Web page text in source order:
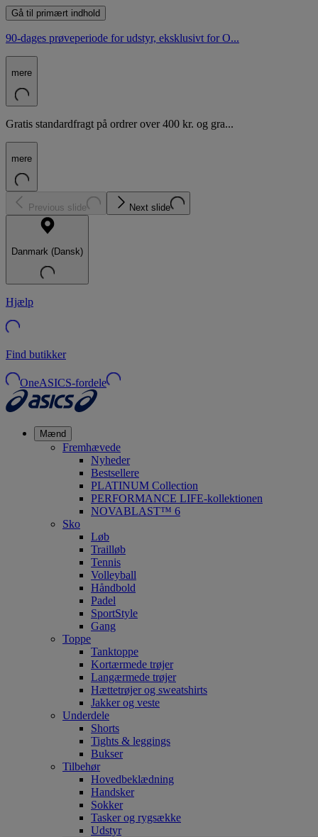
Gå til primært indhold
90-dages prøveperiode for udstyr, eksklusivt for O...
mere
Gratis standardfragt på ordrer over 400 kr. og gra...
mere
Previous slide Next slide
Danmark (Dansk)
Hjælp
Find butikker
OneASICS-fordele
Mænd
Fremhævede
Nyheder
Bestsellere
PLATINUM Collection
PERFORMANCE LIFE-kollektionen
NOVABLAST™ 6
Sko
Løb
Trailløb
Tennis
Volleyball
Håndbold
Padel
SportStyle
Gang
Toppe
Tanktoppe
Kortærmede trøjer
Langærmede trøjer
Hættetrøjer og sweatshirts
Jakker og veste
Underdele
Shorts
Tights & leggings
Bukser
Tilbehør
Hovedbeklædning
Handsker
Sokker
Tasker og rygsække
Udstyr